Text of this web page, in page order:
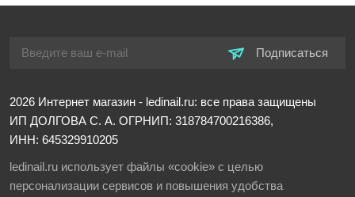
Подписаться
2026 Интернет магазин - ledinail.ru: все права защищены
ИП ДОЛГОВА С. А. ОГРНИП: 318784700216386,
ИНН: 645329910205
ledinail.ru использует файлы «cookie» с целью
персонализации сервисов и повышения удобства